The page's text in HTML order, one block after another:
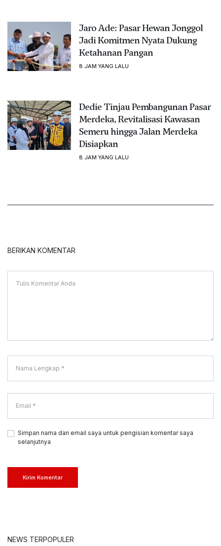
Jaro Ade: Pasar Hewan Jonggol
Jadi Komitmen Nyata Dukung
Ketahanan Pangan
8 JAM YANG LALU
Dedie Tinjau Pembangunan Pasar
Merdeka, Revitalisasi Kawasan
Semeru hingga Jalan Merdeka
Disiapkan
8 JAM YANG LALU
BERIKAN KOMENTAR
Simpan nama dan email saya untuk pengisian komentar saya
selanjutnya
Kirim Komentar
NEWS TERPOPULER